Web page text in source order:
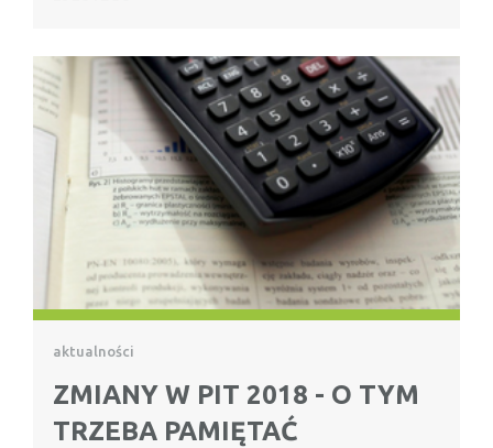
aktualności
ZMIANY W PIT 2018 - O TYM
TRZEBA PAMIĘTAĆ